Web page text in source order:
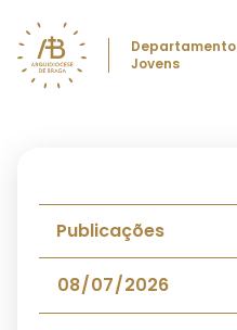
Departamento
Jovens